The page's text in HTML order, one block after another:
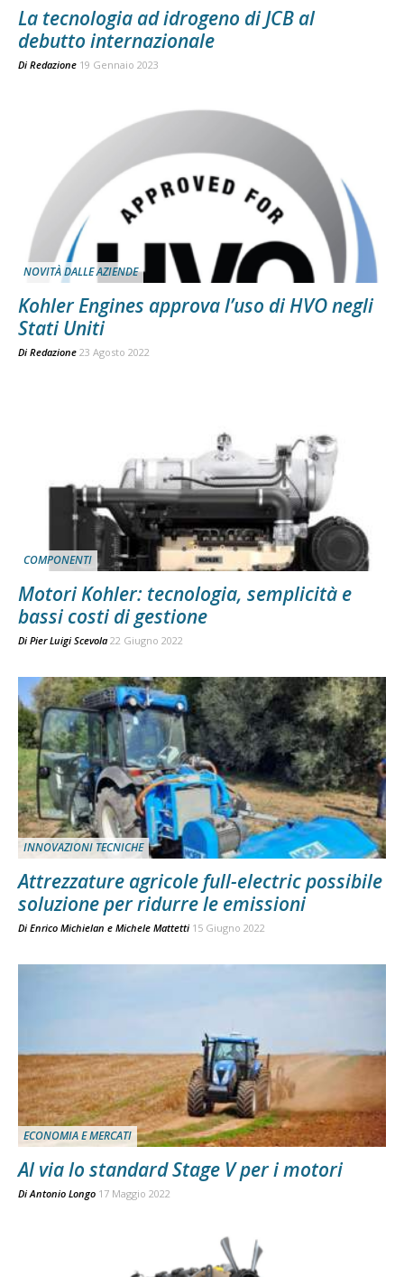
La tecnologia ad idrogeno di JCB al
debutto internazionale
Di Redazione 19 Gennaio 2023
NOVITÀ DALLE AZIENDE
Kohler Engines approva l’uso di HVO negli
Stati Uniti
Di Redazione 23 Agosto 2022
COMPONENTI
Motori Kohler: tecnologia, semplicità e
bassi costi di gestione
Di Pier Luigi Scevola 22 Giugno 2022
INNOVAZIONI TECNICHE
Attrezzature agricole full-electric possibile
soluzione per ridurre le emissioni
Di Enrico Michielan e Michele Mattetti 15 Giugno 2022
ECONOMIA E MERCATI
Al via lo standard Stage V per i motori
Di Antonio Longo 17 Maggio 2022